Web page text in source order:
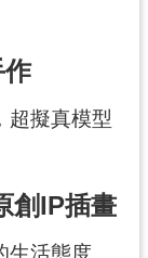
超擬真模型
創IP插畫
生活態度